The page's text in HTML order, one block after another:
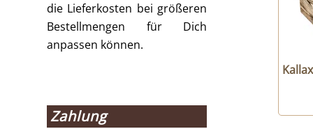
die Lieferkosten bei größeren
Bestellmengen für Dich
anpassen können.
Zahlung